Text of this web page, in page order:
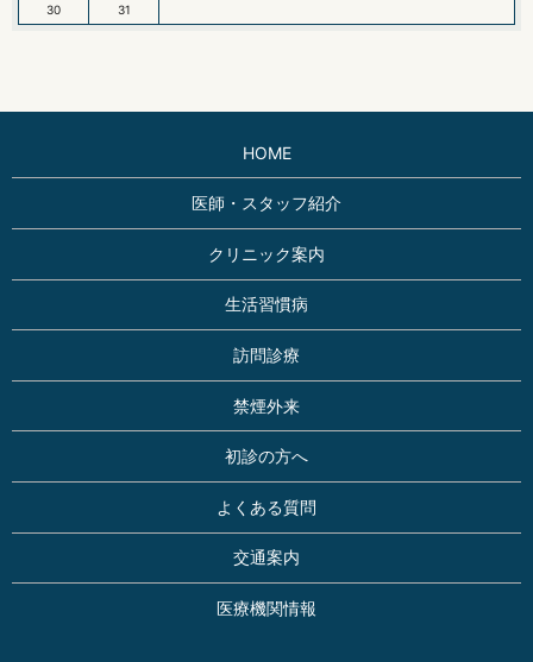
30 31
HOME
医師・スタッフ紹介
クリニック案内
生活習慣病
訪問診療
禁煙外来
初診の方へ
よくある質問
交通案内
医療機関情報